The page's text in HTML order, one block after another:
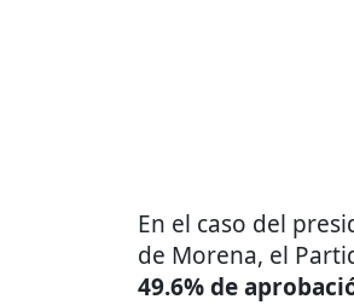
En el caso del
de Morena, el
49.6% de